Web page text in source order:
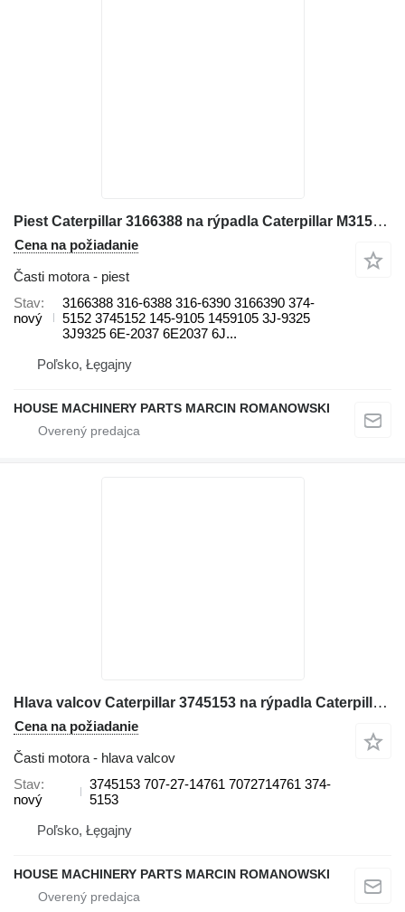
Piest Caterpillar 3166388 na rýpadla Caterpillar M315D, M316D
Cena na požiadanie
Časti motora - piest
Stav
nový
3166388 316-6388 316-6390 3166390 374-
5152 3745152 145-9105 1459105 3J-9325
3J9325 6E-2037 6E2037 6J...
Poľsko, Łęgajny
HOUSE MACHINERY PARTS MARCIN ROMANOWSKI
Hlava valcov Caterpillar 3745153 na rýpadla Caterpillar M315D, M316D, M317D 2 M320
Cena na požiadanie
Časti motora - hlava valcov
Stav
nový
3745153 707-27-14761 7072714761 374-
5153
Poľsko, Łęgajny
HOUSE MACHINERY PARTS MARCIN ROMANOWSKI